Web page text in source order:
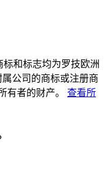
标和标志均为罗技欧洲
公司的商标或注册商
有者的财产。 查看所